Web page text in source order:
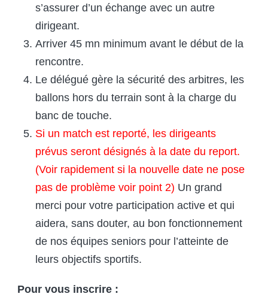
s’assurer d’un échange avec un autre
dirigeant.
Arriver 45 mn minimum avant le début de la
rencontre.
Le délégué gère la sécurité des arbitres, les
ballons hors du terrain sont à la charge du
banc de touche.
Si un match est reporté, les dirigeants
prévus seront désignés à la date du report.
(Voir rapidement si la nouvelle date ne pose
pas de problème voir point 2) Un grand
merci pour votre participation active et qui
aidera, sans douter, au bon fonctionnement
de nos équipes seniors pour l’atteinte de
leurs objectifs sportifs.
Pour vous inscrire :